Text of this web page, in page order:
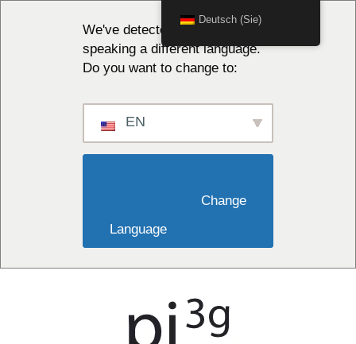
We've detected you might be
speaking a different language.
Do you want to change to:
EN
Language
Deutsch (Sie)